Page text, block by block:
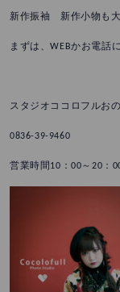
新作振袖 新作小物も
まずは、WEBかお電話
スタジオココロフルお
0836-39-9460
営業時間10：00～20：